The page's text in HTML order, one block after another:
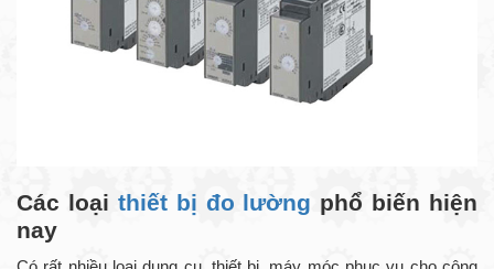
Các loại thiết bị đo lường phổ biến hiện
nay